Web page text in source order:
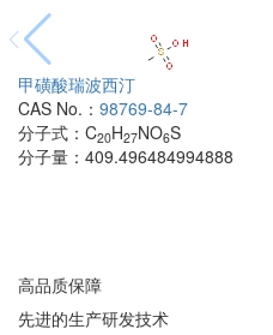
甲磺酸瑞波西汀
CAS No.： 98769-84-7
分子式： C20H27NO6S
分子量： 409.496484994888
高品质保障
先进的生产研发技术